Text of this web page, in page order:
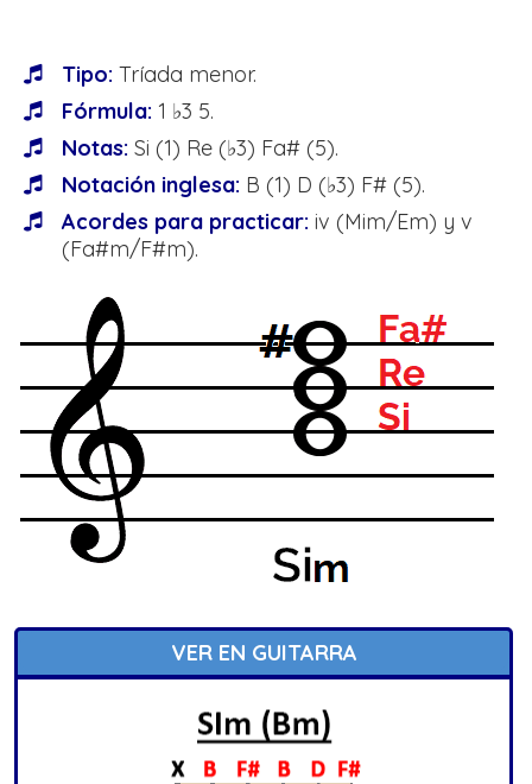
Tipo: Tríada menor.
Fórmula: 1 ♭3 5.
Notas: Si (1) Re (♭3) Fa# (5).
Notación inglesa: B (1) D (♭3) F# (5).
Acordes para practicar: iv (Mim/Em) y v
(Fa#m/F#m).
VER EN GUITARRA